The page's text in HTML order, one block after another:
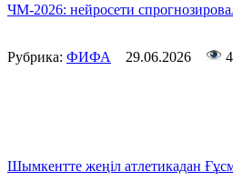
ЧМ-2026: нейросети
Рубрика: ФИФА 29.06.2026
Шымкентте жеңіл атлетикадан